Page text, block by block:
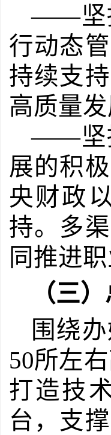
——坚
行动态
持续支
高质量发
——坚
展的积
央财政
持。多
同推进
（三
围绕
50所左
打造技
台，支